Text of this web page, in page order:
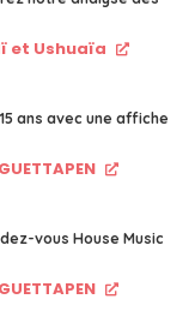
et Ushuaïa
ans avec une affiche
vous House Music